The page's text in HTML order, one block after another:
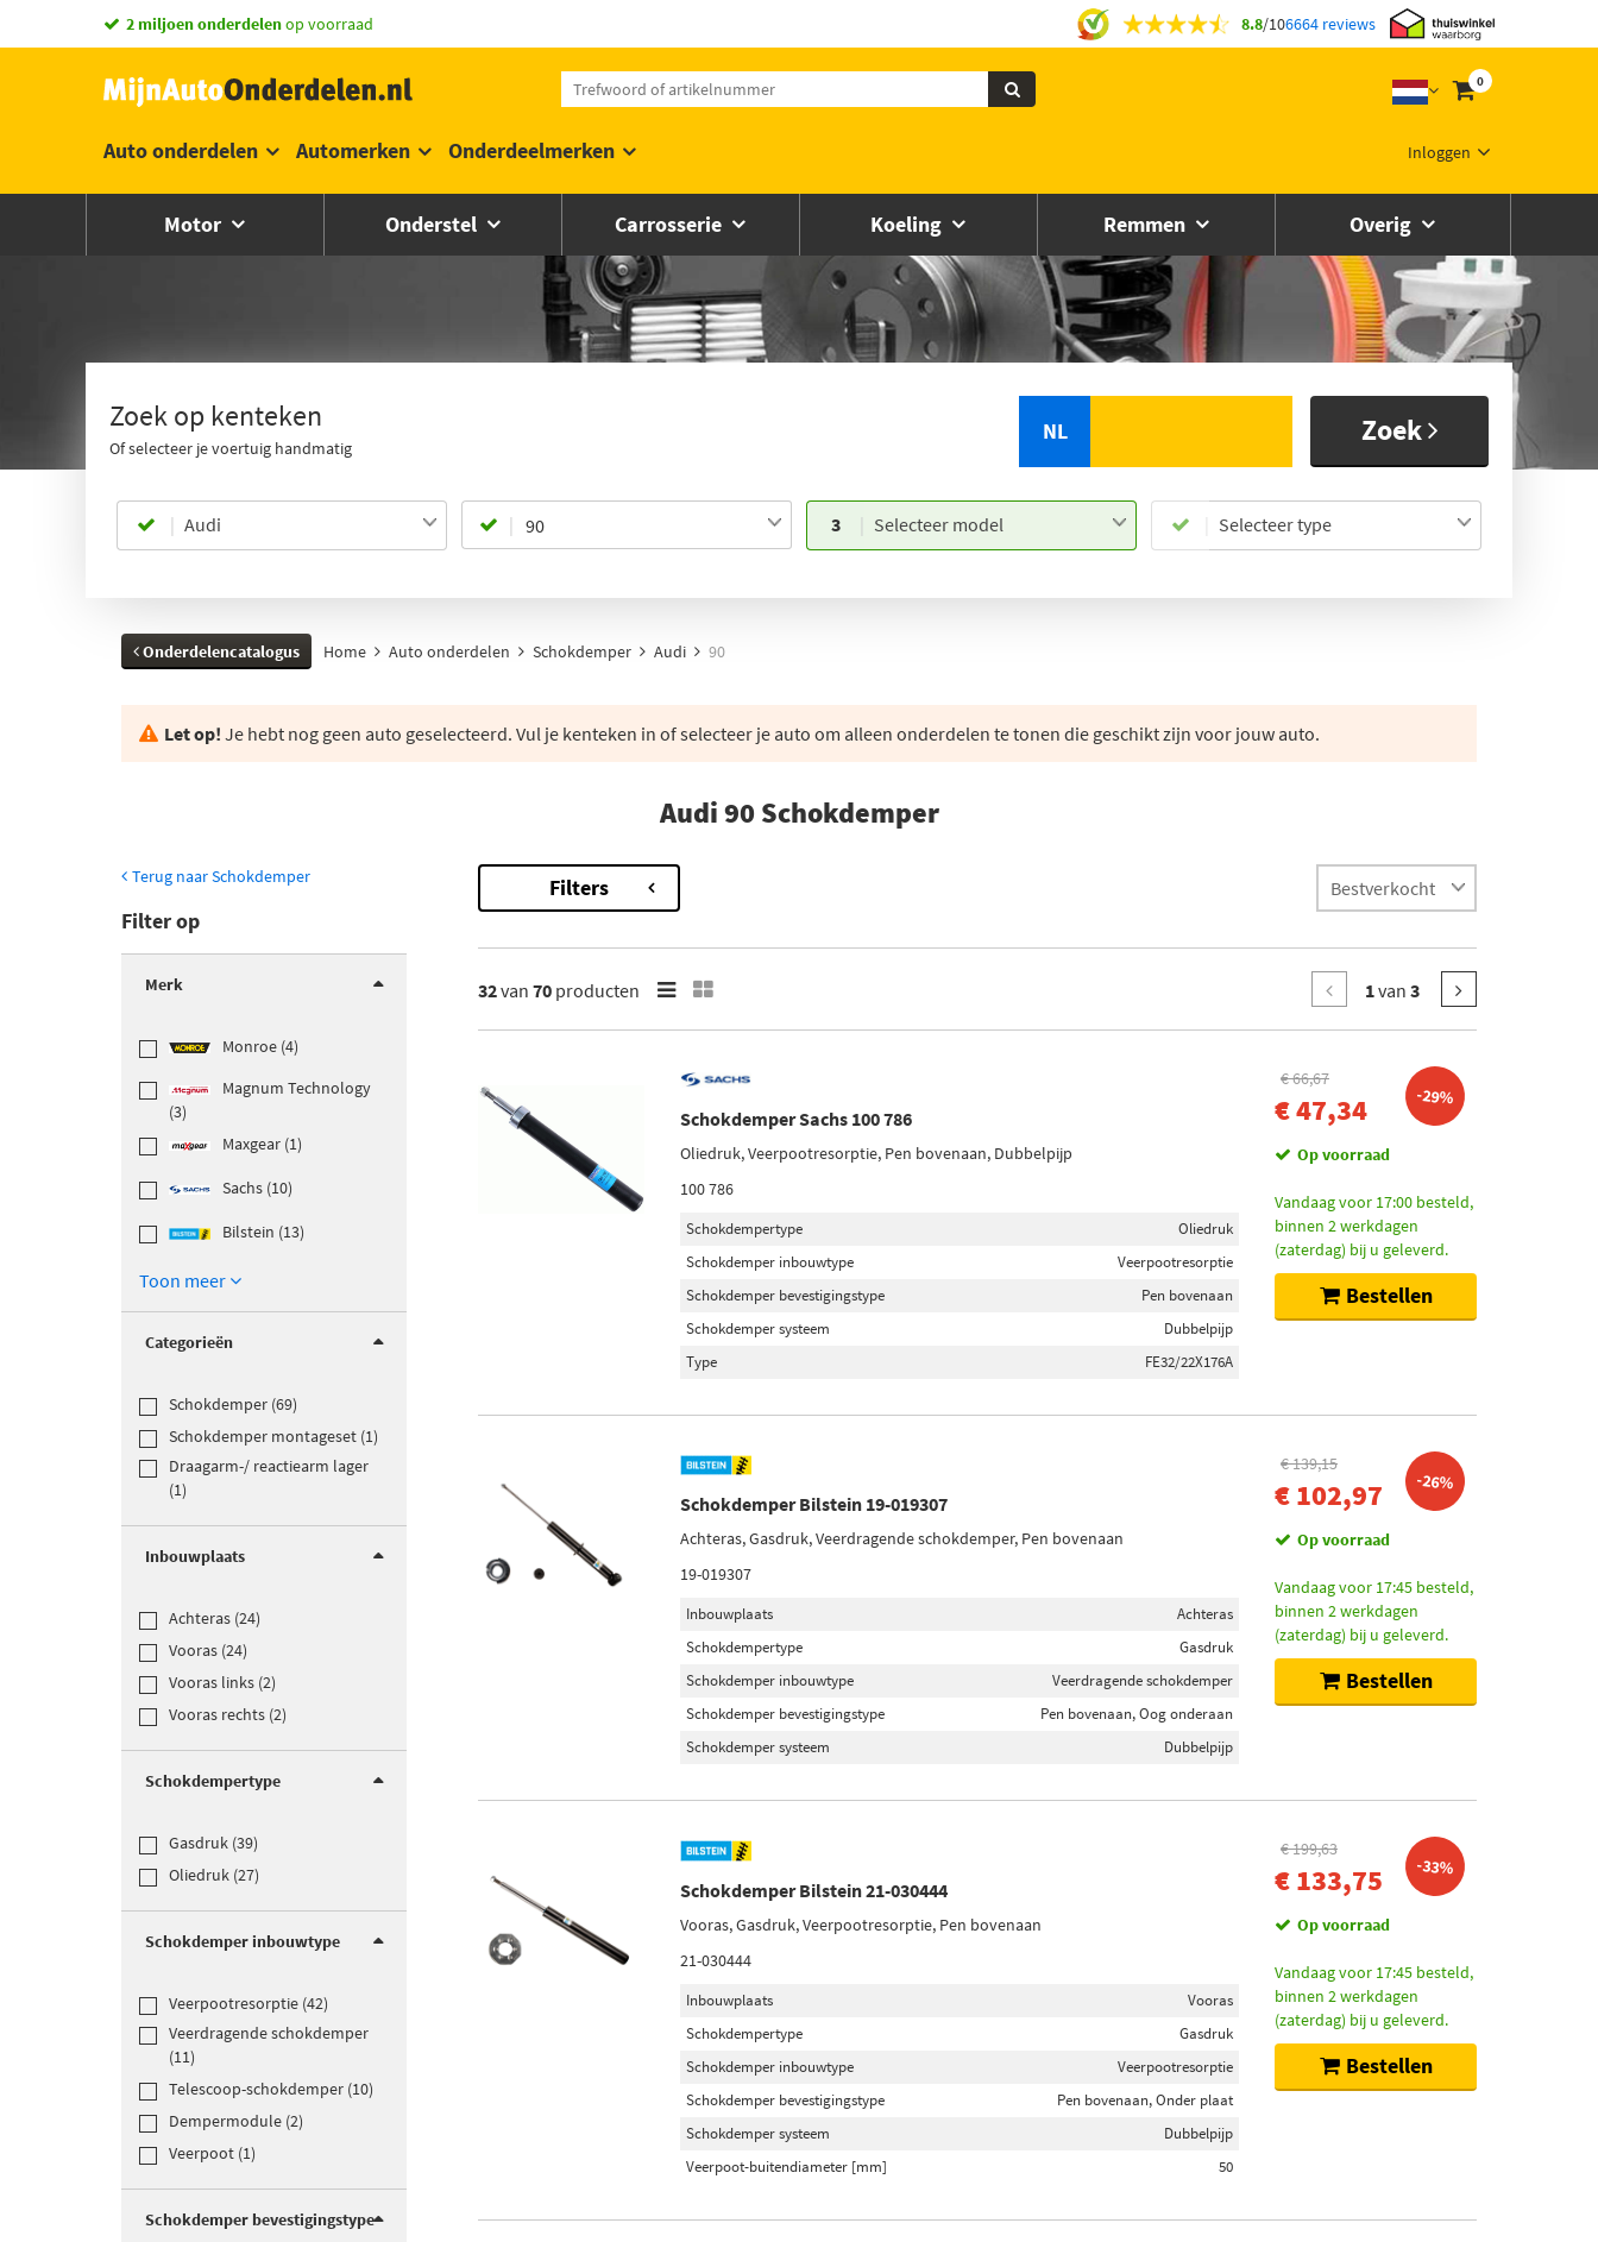
vandaag besteld,morgen in huis * 8.8/106664 reviews
0
Inloggen
Auto onderdelen Automerken Onderdeelmerken
Motor Onderstel Carrosserie Koeling Remmen Overig
Zoek op kenteken
Of selecteer je voertuig handmatig
NL Zoek
Audi 3 Selecteer model Selecteer type
Onderdelencatalogus Home Auto onderdelen Schokdemper Audi 90
Let op! Je hebt nog geen auto geselecteerd. Vul je kenteken in of selecteer je auto om alleen onderdelen te tonen die geschikt zijn voor jouw auto.
Audi 90 Schokdemper
Terug naar Schokdemper
Filter op
Merk
Monroe (4)
Magnum Technology
(3)
Maxgear (1)
Sachs (10)
Bilstein (13)
Toon meer
Categorieën
Schokdemper (69)
Schokdemper montageset (1)
Draagarm-/ reactiearm lager
(1)
Inbouwplaats
Achteras (24)
Vooras (24)
Vooras links (2)
Vooras rechts (2)
Schokdempertype
Gasdruk (39)
Oliedruk (27)
Schokdemper inbouwtype
Veerpootresorptie (42)
Veerdragende schokdemper
(11)
Telescoop-schokdemper (10)
Dempermodule (2)
Veerpoot (1)
Schokdemper bevestigingstype
Filters
32van 70 producten 1van 3
Schokdemper Sachs 100 786
Oliedruk, Veerpootresorptie, Pen bovenaan, Dubbelpijp
100 786
Schokdempertype
Oliedruk
Schokdemper inbouwtype
Veerpootresorptie
Schokdemper bevestigingstype
Pen bovenaan
Schokdemper systeem
Dubbelpijp
Type
FE32/22X176A
€ 66,67
€ 47,34 -29%
Op voorraad
Vandaag voor 17:00 besteld,
binnen 2 werkdagen
(zaterdag) bij u geleverd.
Bestellen
Schokdemper Bilstein 19-019307
Achteras, Gasdruk, Veerdragende schokdemper, Pen bovenaan
19-019307
Inbouwplaats
Achteras
Schokdempertype
Gasdruk
Schokdemper inbouwtype
Veerdragende schokdemper
Schokdemper bevestigingstype
Pen bovenaan, Oog onderaan
Schokdemper systeem
Dubbelpijp
€ 139,15
€ 102,97 -26%
Op voorraad
Vandaag voor 17:45 besteld,
binnen 2 werkdagen
(zaterdag) bij u geleverd.
Bestellen
Schokdemper Bilstein 21-030444
Vooras, Gasdruk, Veerpootresorptie, Pen bovenaan
21-030444
Inbouwplaats
Vooras
Schokdempertype
Gasdruk
Schokdemper inbouwtype
Veerpootresorptie
Schokdemper bevestigingstype
Pen bovenaan, Onder plaat
Schokdemper systeem
Dubbelpijp
Veerpoot-buitendiameter [mm]
50
€ 199,63
€ 133,75 -33%
Op voorraad
Vandaag voor 17:45 besteld,
binnen 2 werkdagen
(zaterdag) bij u geleverd.
Bestellen